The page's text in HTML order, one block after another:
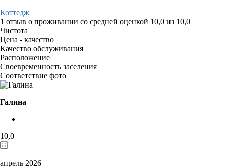
Коттедж
1 отзыв о проживании со средней оценкой 10,0 из 10,0
Чистота
Цена - качество
Качество обслуживания
Расположение
Своевременность заселения
Соответствие фото
Галина
10,0
апрель 2026